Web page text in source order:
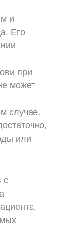
и
Его
при
может
случае,
или
с